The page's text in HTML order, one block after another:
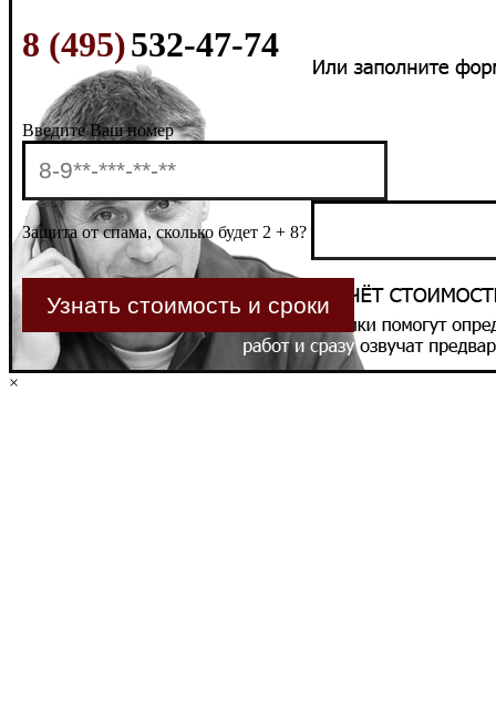
8 (495)532-47-74
Введите Ваш номер
Защита от спама, сколько будет 2 + 8?
×